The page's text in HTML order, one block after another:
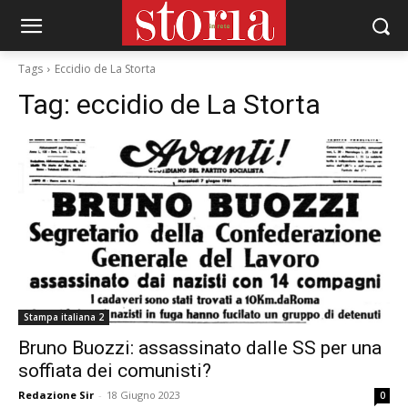
Tags Eccidio de La Storta
Tag: eccidio de La Storta
Stampa italiana 2
Bruno Buozzi: assassinato dalle SS per una
soffiata dei comunisti?
Redazione Sir - 18 Giugno 2023 0